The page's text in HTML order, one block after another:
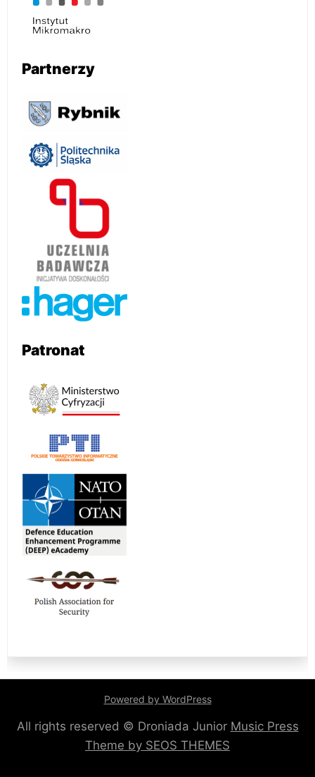
Partnerzy
Patronat
Powered by WordPress
All rights reserved © Droniada Junior Music Press
Theme by SEOS THEMES